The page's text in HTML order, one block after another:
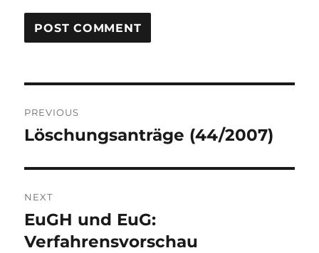
navigation
PREVIOUS
Previous
Löschungsanträge (44/2007)
NEXT
Next
post:
EuGH und EuG:
Verfahrensvorschau